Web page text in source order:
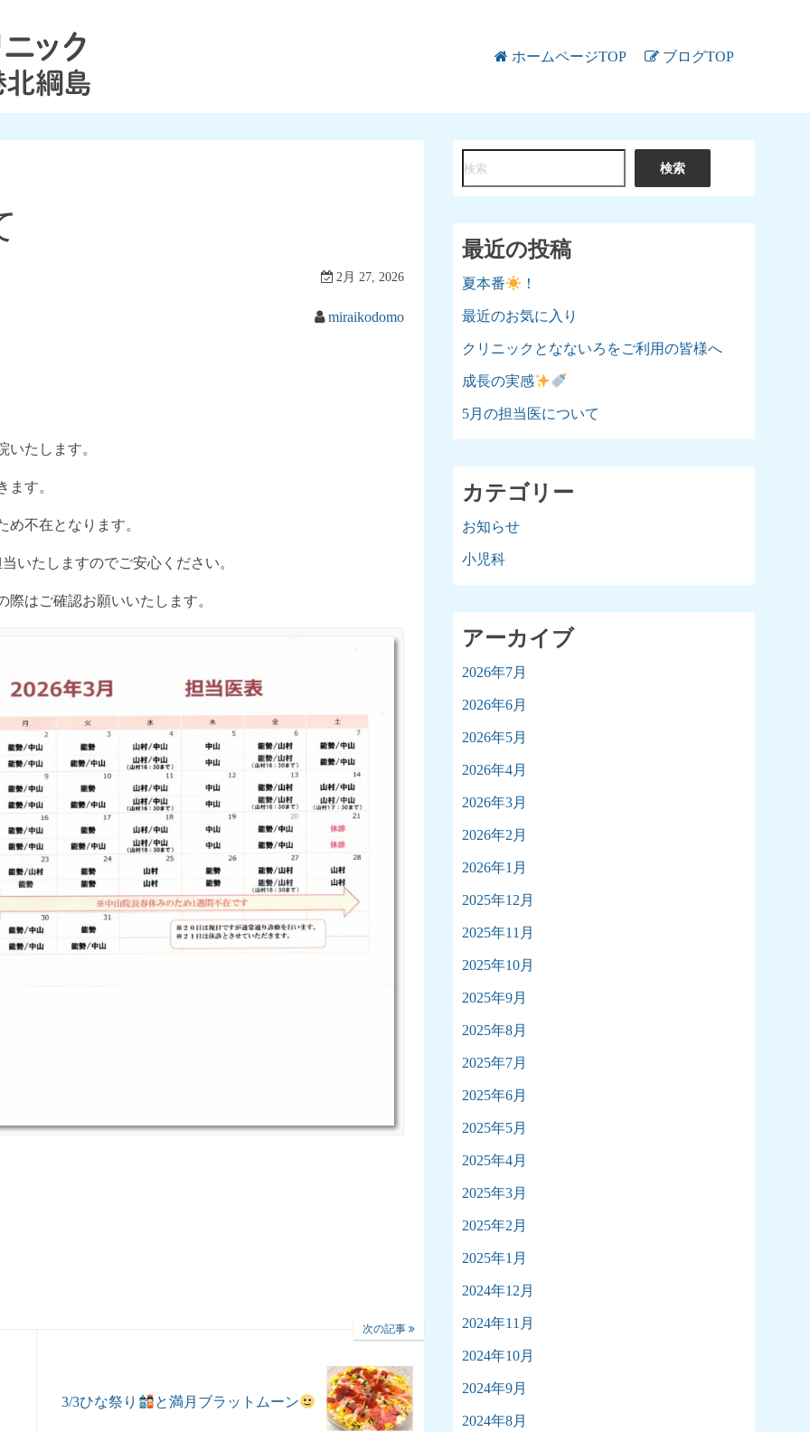
ホームページTOP ブログTOP
2月 27, 2026
miraikodomo
たします。
ます。
不在となります。
いたしますのでご安心ください。
はご確認お願いいたします。
次の記事
3/3ひな祭り と満月ブラットムーン
検
索
検索
最近の投稿
夏本番 ！
最近のお気に入り
クリニックとなないろをご利用の皆様へ
成長の実感
5月の担当医について
カテゴリー
お知らせ
小児科
アーカイブ
2026年7月
2026年6月
2026年5月
2026年4月
2026年3月
2026年2月
2026年1月
2025年12月
2025年11月
2025年10月
2025年9月
2025年8月
2025年7月
2025年6月
2025年5月
2025年4月
2025年3月
2025年2月
2025年1月
2024年12月
2024年11月
2024年10月
2024年9月
2024年8月